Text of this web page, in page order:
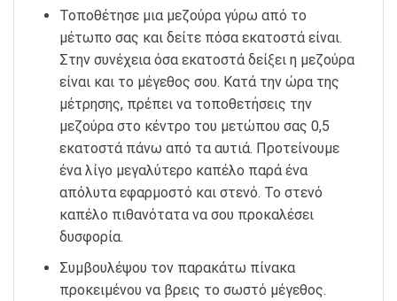
Τοποθέτησε μια μεζούρα γύρω από το
μέτωπο σας και δείτε πόσα εκατοστά είναι.
Στην συνέχεια όσα εκατοστά δείξει η μεζούρα
είναι και το μέγεθος σου. Κατά την ώρα της
μέτρησης, πρέπει να τοποθετήσεις την
μεζούρα στο κέντρο του μετώπου σας 0,5
εκατοστά πάνω από τα αυτιά. Προτείνουμε
ένα λίγο μεγαλύτερο καπέλο παρά ένα
απόλυτα εφαρμοστό και στενό. Το στενό
καπέλο πιθανότατα να σου προκαλέσει
δυσφορία.
Συμβουλέψου τον παρακάτω πίνακα
προκειμένου να βρεις το σωστό μέγεθος.